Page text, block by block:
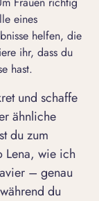
eines
helfen, die
ihr, dass du
hast.
und schaffe
ähnliche
du zum
Lena, wie ich
– genau
du